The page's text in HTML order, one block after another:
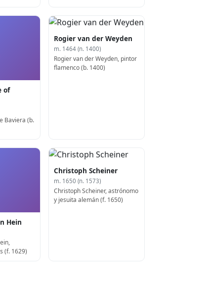
of
Baviera (b.
Rogier van der Weyden
m. 1464 (n. 1400)
Rogier van der Weyden, pintor
flamenco (b. 1400)
Hein
(f. 1629)
Christoph Scheiner
m. 1650 (n. 1573)
Christoph Scheiner, astrónomo
y jesuita alemán (f. 1650)